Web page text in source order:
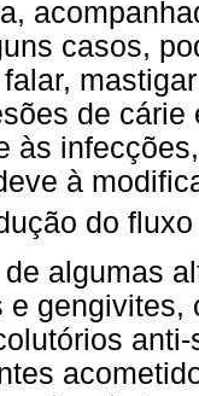
casos,
de
às
à
do
algumas
e